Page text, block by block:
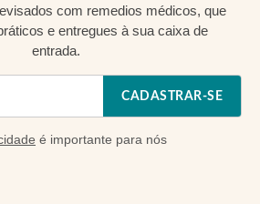
com remedios médicos, que
e entregues à sua caixa de
entrada.
CADASTRAR-SE
é importante para nós